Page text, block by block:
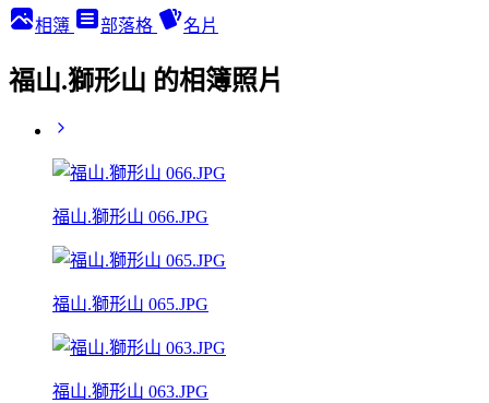
相簿 部落格 名片
福山.獅形山 的相簿照片
福山.獅形山 066.JPG
福山.獅形山 065.JPG
福山.獅形山 063.JPG